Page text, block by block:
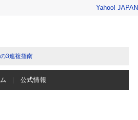
Yahoo! JAPAN
3連複指南
公式情報